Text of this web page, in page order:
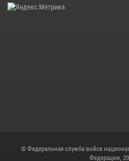
© Федеральная служба войск
Федерации,